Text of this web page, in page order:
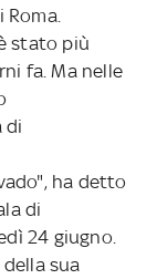
stato più
fa. Ma nelle
di
ha detto
di
24 giugno.
sua